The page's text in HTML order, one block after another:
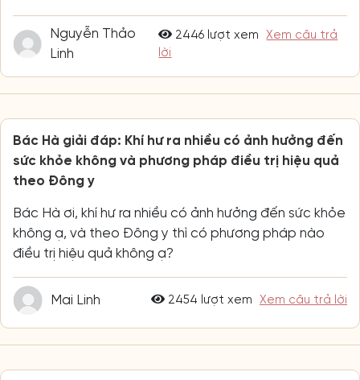
Nguyễn Thảo
Linh
2446 lượt xem
Xem câu trả
lời
Bác Hà giải đáp: Khí hư ra nhiều có ảnh hưởng đến
sức khỏe không và phương pháp điều trị hiệu quả
theo Đông y
Bác Hà ơi, khí hư ra nhiều có ảnh hưởng đến sức khỏe
không ạ, và theo Đông y thì có phương pháp nào
điều trị hiệu quả không ạ?
Mai Linh 2454 lượt xem Xem câu trả lời